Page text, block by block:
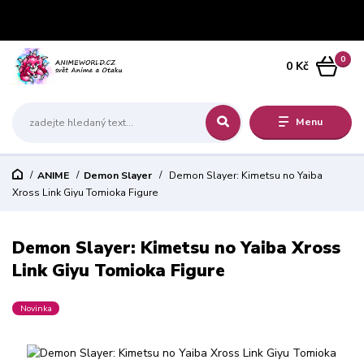
Menu
0
0 Kč
ANIME Demon Slayer
Demon Slayer: Kimetsu no Yaiba
Xross Link Giyu Tomioka Figure
Demon Slayer: Kimetsu no Yaiba Xross
Link Giyu Tomioka Figure
Novinka